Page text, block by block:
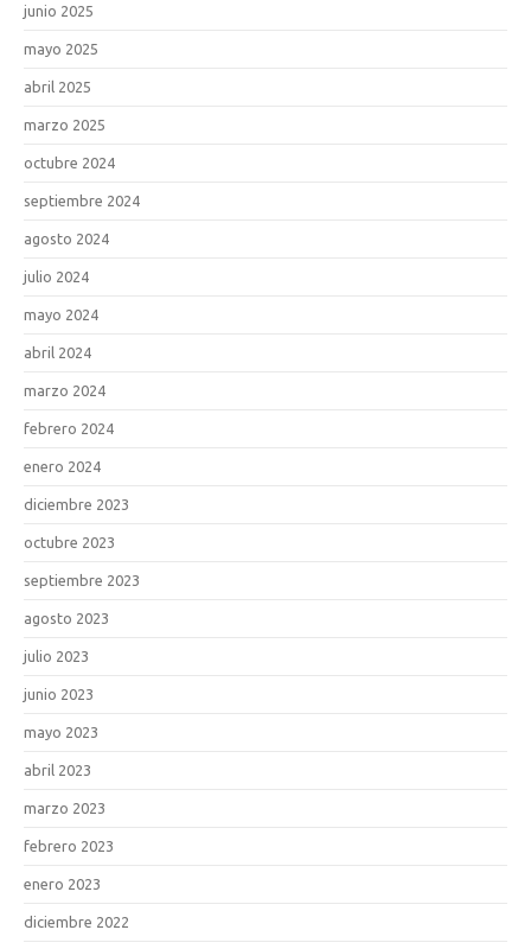
junio 2025
mayo 2025
abril 2025
marzo 2025
octubre 2024
septiembre 2024
agosto 2024
julio 2024
mayo 2024
abril 2024
marzo 2024
febrero 2024
enero 2024
diciembre 2023
octubre 2023
septiembre 2023
agosto 2023
julio 2023
junio 2023
mayo 2023
abril 2023
marzo 2023
febrero 2023
enero 2023
diciembre 2022